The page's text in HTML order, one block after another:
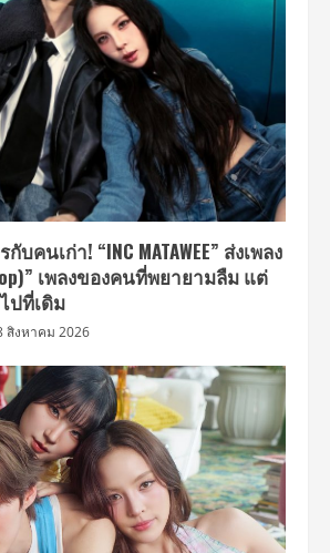
คนเก่า! “INC MATAWEE” ส่งเพลง
เพลงของคนที่พยายามลืม แต่
ปที่เดิม
สิงหาคม 2026